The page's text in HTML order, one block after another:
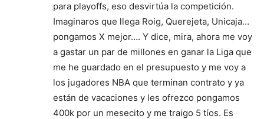
para playoffs, eso desvirtúa la competición.
Imaginaros que llega Roig, Querejeta, Unicaja…
pongamos X mejor…. Y dice, mira, ahora me voy
a gastar un par de millones en ganar la Liga que
me he guardado en el presupuesto y me voy a
los jugadores NBA que terminan contrato y ya
están de vacaciones y les ofrezco pongamos
400k por un mesecito y me traigo 5 tíos. Es